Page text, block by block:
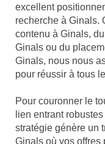
excellent
recherche à Ginals.
contenu à Ginals,
Ginals ou du
Ginals, nous nous
pour réussir à tous
Pour couronner le
lien entrant
stratégie génère un
Ginals où vos offres